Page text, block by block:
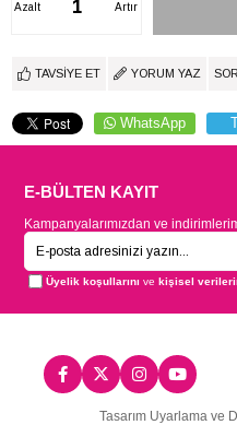
Artır
Azalt
TAVSIYE ET YORUM YAZ
WhatsApp
E-BÜLTEN KAYIT
Kampanyalarımızdan ve
Üyelik koşullarını vekişisel
Tasarım Uyarlama ve